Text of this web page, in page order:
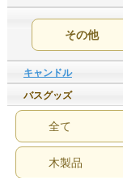
その他
キャンドル
バスグッズ
全て
木製品